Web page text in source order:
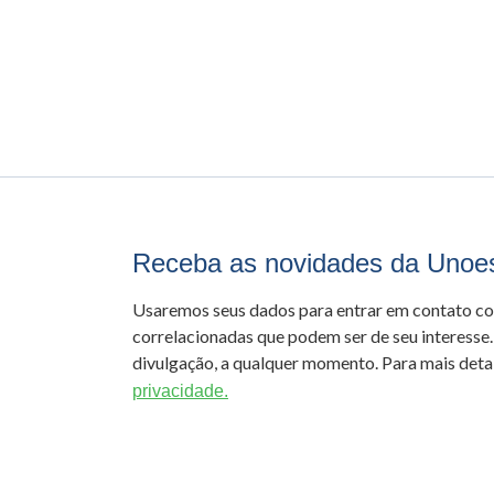
Receba as novidades da
Usaremos seus dados para entrar em contato
correlacionadas que podem ser de seu
divulgação, a qualquer momento. Para mais
privacidade.